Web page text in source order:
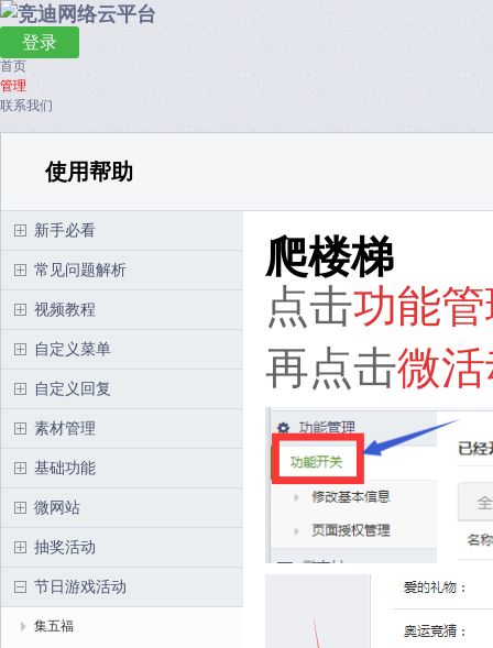
登录
首页
管理
联系我们
使用帮助
新手必看
常见问题解析
视频教程
自定义菜单
自定义回复
素材管理
基础功能
微网站
抽奖活动
节日游戏活动
集五福
爬楼梯
点击功能
再点击微